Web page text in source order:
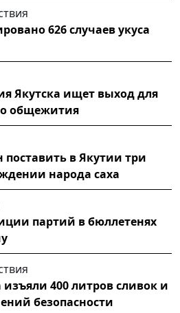
626 случаев укуса
Якутска ищет выход для
общежития
поставить в Якутии три
народа саха
партий в бюллетенях
400 литров сливок и
безопасности